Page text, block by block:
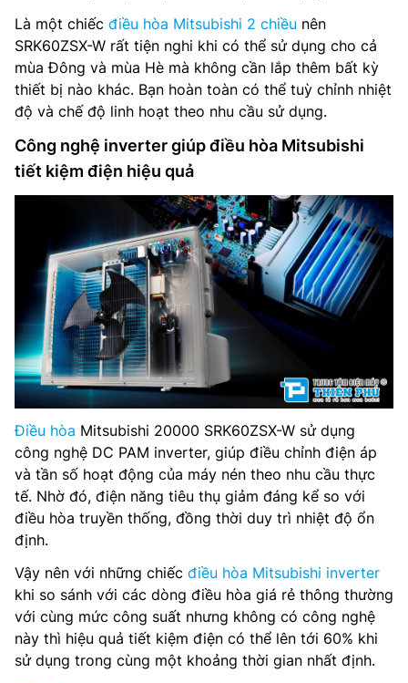
Là một chiếc điều hòa Mitsubishi 2 chiều nên
SRK60ZSX-W rất tiện nghi khi có thể sử dụng cho cả
mùa Đông và mùa Hè mà không cần lắp thêm bất kỳ
thiết bị nào khác. Bạn hoàn toàn có thể tuỳ chỉnh nhiệt
độ và chế độ linh hoạt theo nhu cầu sử dụng.
Công nghệ inverter giúp điều hòa Mitsubishi
tiết kiệm điện hiệu quả
Điều hòa Mitsubishi 20000 SRK60ZSX-W sử dụng
công nghệ DC PAM inverter, giúp điều chỉnh điện áp
và tần số hoạt động của máy nén theo nhu cầu thực
tế. Nhờ đó, điện năng tiêu thụ giảm đáng kể so với
điều hòa truyền thống, đồng thời duy trì nhiệt độ ổn
định.
Vậy nên với những chiếc điều hòa Mitsubishi inverter
khi so sánh với các dòng điều hòa giá rẻ thông thường
với cùng mức công suất nhưng không có công nghệ
này thì hiệu quả tiết kiệm điện có thể lên tới 60% khi
sử dụng trong cùng một khoảng thời gian nhất định.